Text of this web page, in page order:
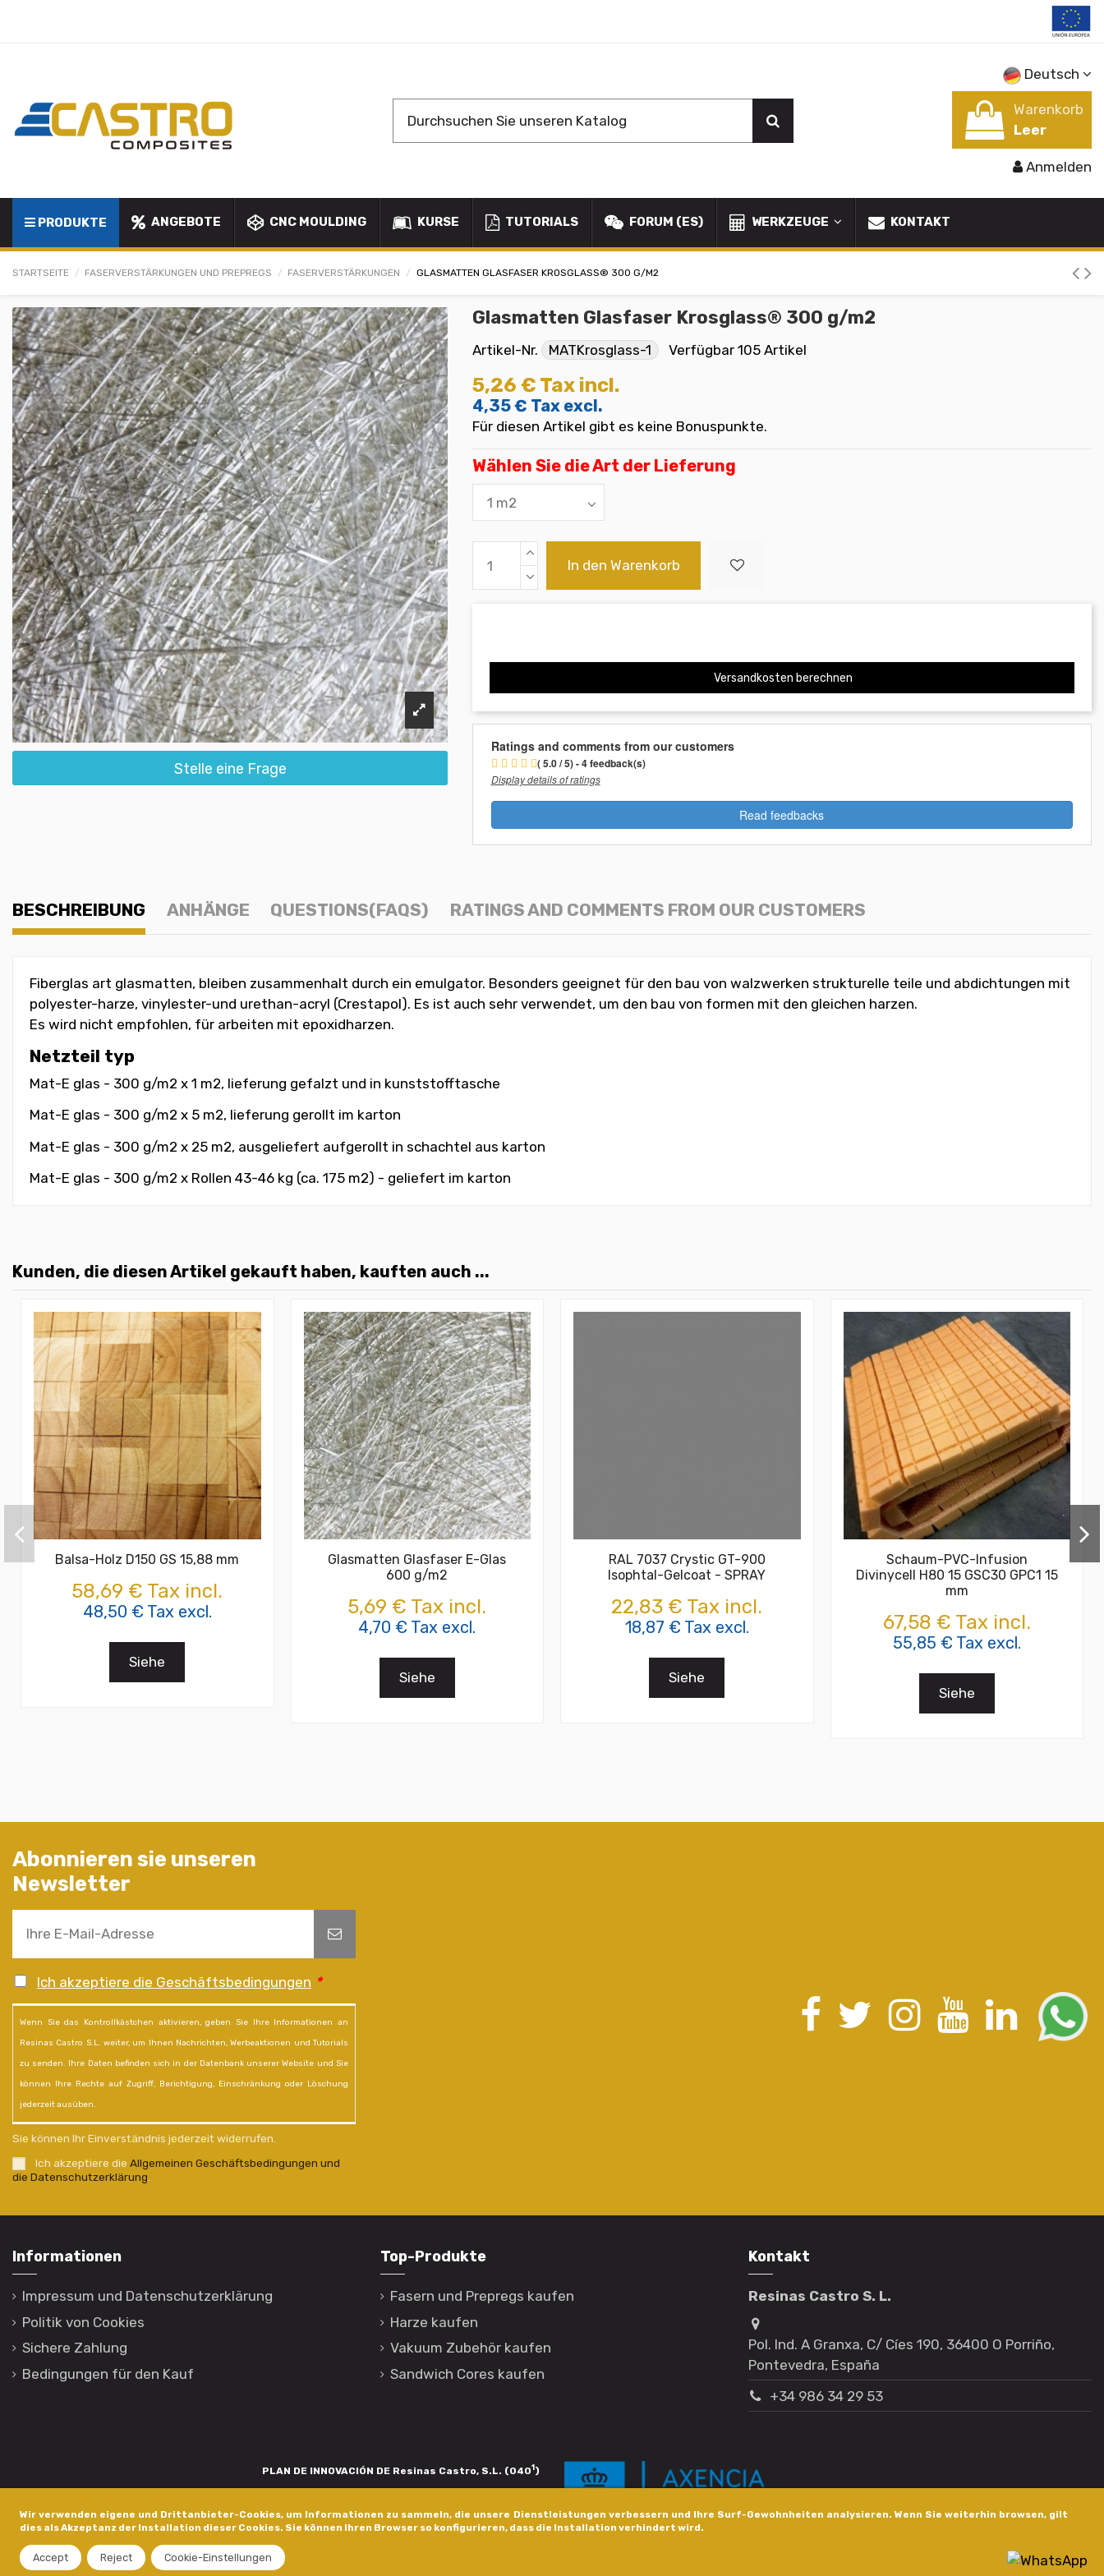
Wir verwenden eigene und Drittanbieter-Cookies, um Informationen zu sammeln, die unsere Dienstleistungen verbessern und Ihre Surf-Gewohnheiten analysieren. Wenn Sie weiterhin browsen, gilt
dies als Akzeptanz der Installation dieser Cookies. Sie können Ihren Browser so konfigurieren, dass die Installation verhindert wird.
Accept Reject Cookie-Einstellungen
Deutsch
Warenkorb
Leer
Anmelden
PRODUKTE ANGEBOTE CNC MOULDING KURSE TUTORIALS FORUM (ES) WERKZEUGE KONTAKT
STARTSEITE FASERVERSTÄRKUNGEN UND PREPREGS FASERVERSTÄRKUNGEN GLASMATTEN GLASFASER KROSGLASS® 300 G/M2
Stelle eine Frage
Glasmatten Glasfaser Krosglass® 300 g/m2
Artikel-Nr. MATKrosglass-1 Verfügbar 105 Artikel
5,26 € Tax incl.
4,35 € Tax excl.
Für diesen Artikel gibt es keine Bonuspunkte.
Wählen Sie die Art der Lieferung
In den Warenkorb
Versandkosten berechnen
Ratings and comments from our customers
( 5.0 / 5) - 4 feedback(s)
Display details of ratings
Read feedbacks
BESCHREIBUNG ANHÄNGE QUESTIONS(FAQS) RATINGS AND COMMENTS FROM OUR CUSTOMERS
Fiberglas art glasmatten, bleiben zusammenhalt durch ein emulgator. Besonders geeignet für den bau von walzwerken strukturelle teile und abdichtungen mit
polyester-harze, vinylester-und urethan-acryl (Crestapol). Es ist auch sehr verwendet, um den bau von formen mit den gleichen harzen.
Es wird nicht empfohlen, für arbeiten mit epoxidharzen.
Netzteil typ
Mat-E glas - 300 g/m2 x 1 m2, lieferung gefalzt und in kunststofftasche
Mat-E glas - 300 g/m2 x 5 m2, lieferung gerollt im karton
Mat-E glas - 300 g/m2 x 25 m2, ausgeliefert aufgerollt in schachtel aus karton
Mat-E glas - 300 g/m2 x Rollen 43-46 kg (ca. 175 m2) - geliefert im karton
Kunden, die diesen Artikel gekauft haben, kauften auch ...
Balsa-Holz D150 GS 15,88 mm
58,69 € Tax incl.
48,50 € Tax excl.
Siehe
Glasmatten Glasfaser E-Glas
600 g/m2
5,69 € Tax incl.
4,70 € Tax excl.
Siehe
RAL 7037 Crystic GT-900
Isophtal-Gelcoat - SPRAY
22,83 € Tax incl.
18,87 € Tax excl.
Siehe
Schaum-PVC-Infusion
Divinycell H80 15 GSC30 GPC1 15
mm
67,58 € Tax incl.
55,85 € Tax excl.
Siehe
Abonnieren sie unseren
Newsletter
Ich akzeptiere die Geschäftsbedingungen *
Wenn Sie das Kontrollkästchen aktivieren, geben Sie Ihre Informationen an
Resinas Castro S.L. weiter, um Ihnen Nachrichten, Werbeaktionen und Tutorials
zu senden. Ihre Daten befinden sich in der Datenbank unserer Website und Sie
können Ihre Rechte auf Zugriff, Berichtigung, Einschränkung oder Löschung
jederzeit ausüben.
Sie können Ihr Einverständnis jederzeit widerrufen.
Ich akzeptiere die Allgemeinen Geschäftsbedingungen und
die Datenschutzerklärung
Informationen
Impressum und Datenschutzerklärung
Politik von Cookies
Sichere Zahlung
Bedingungen für den Kauf
Top-Produkte
Fasern und Prepregs kaufen
Harze kaufen
Vakuum Zubehör kaufen
Sandwich Cores kaufen
Kontakt
Resinas Castro S. L.
Pol. Ind. A Granxa, C/ Cíes 190, 36400 O Porriño,
Pontevedra, España
+34 986 34 29 53
PLAN DE INNOVACIÓN DE Resinas Castro, S.L. (0401 )
está financiada pola Xunta de Galicia, a través de axudas concedidas pola Axencia Galega de Innovación,
dentro do programa de axudas a empresa. InnovaPeme 2023.